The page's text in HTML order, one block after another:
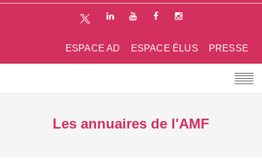
PRESSE
ESPACE ÉLUS
ESPACE AD
Les annuaires de l'AMF